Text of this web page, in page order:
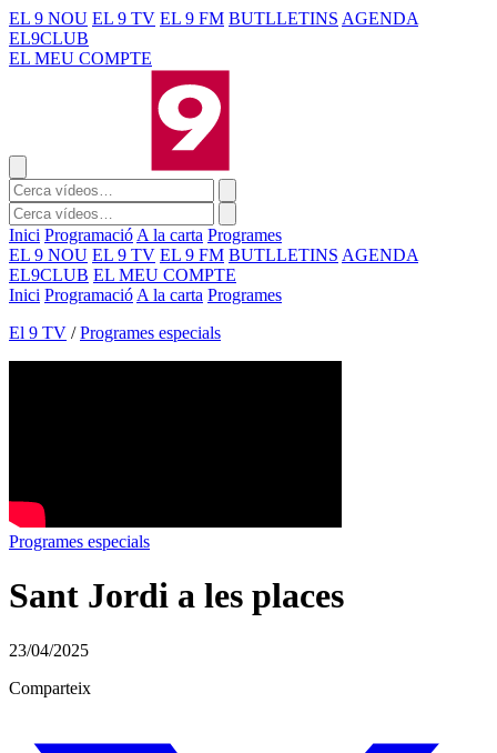
EL 9 NOU EL 9 TV EL 9 FM BUTLLETINS AGENDA
EL9CLUB
EL MEU COMPTE
Inici Programació A la carta Programes
EL 9 NOU EL 9 TV EL 9 FM BUTLLETINS AGENDA
EL9CLUB EL MEU COMPTE
Inici Programació A la carta Programes
El 9 TV / Programes especials
Programes especials
Sant Jordi a les places
23/04/2025
Comparteix